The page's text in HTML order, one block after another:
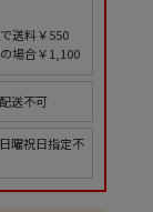
送料￥550
場合￥1,100
送不可
曜祝日指定不